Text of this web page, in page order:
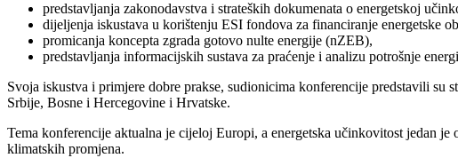
predstavljanja zakonodavstva i strateških dokumenata o energetskoj
dijeljenja iskustava u korištenju ESI fondova za financiranje energetske
promicanja koncepta zgrada gotovo nulte energije (nZEB),
predstavljanja informacijskih sustava za praćenje i analizu potrošnje
Svoja iskustva i primjere dobre prakse, sudionicima konferencije predstavili
Srbije, Bosne i Hercegovine i Hrvatske.
Tema konferencije aktualna je cijeloj Europi, a energetska učinkovitost jedan
klimatskih promjena.